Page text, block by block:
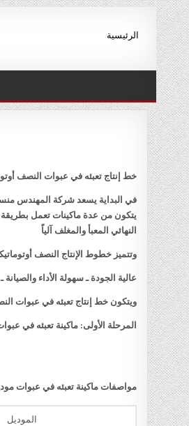
Skip
to
content
الرئيسية
خط إنتاج تعبئه في عبوات النصف
في البداية يسعد شركة المهندس
يتكون من عدة ماكينات تعمل
النهائي المعبأ والمغلف آلياً
وتتميز خطوط الإنتاج النصف
عالية الجودة ـ سهولة الأداء
ويتكون خط إنتاج تعبئه في عبوات
المرحلة الأولى: ماكينة تعبئه في عبوات موديل موديل 404 دبل اي
مواصفات ماكينة تعبئه في عبوات موديل 404 دبل اي ثنائية المخرج ماركة
الموديل